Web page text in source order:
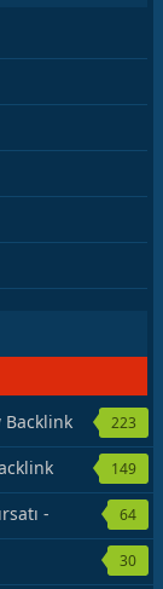
Backlink
223
149
-
64
30